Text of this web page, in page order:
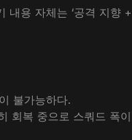
용 자체는 ‘공격 지향
불가능하다.
회복 중으로 스쿼드 폭